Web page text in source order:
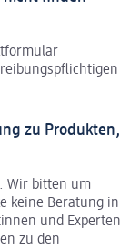
zu Produkten,
Wir bitten um
keine Beratung in
und Experten
zu den